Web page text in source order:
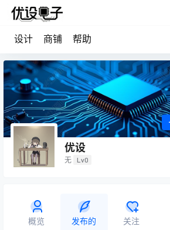
设计 商铺 帮助
优设
无 Lv0
概览 发布的 关注